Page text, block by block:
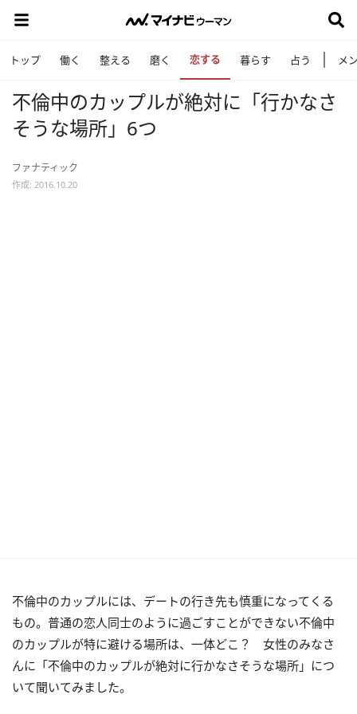
トップ 働く 整える 磨く 恋する 暮らす 占う メ
不倫中のカップルが絶対に「行かなさ
そうな場所」6つ
ファナティック
作成: 2016.10.20
不倫中のカップルには、デートの行き先も慎重になってくる
もの。普通の恋人同士のように過ごすことができない不倫中
のカップルが特に避ける場所は、一体どこ？ 女性のみなさ
んに「不倫中のカップルが絶対に行かなさそうな場所」につ
いて聞いてみました。